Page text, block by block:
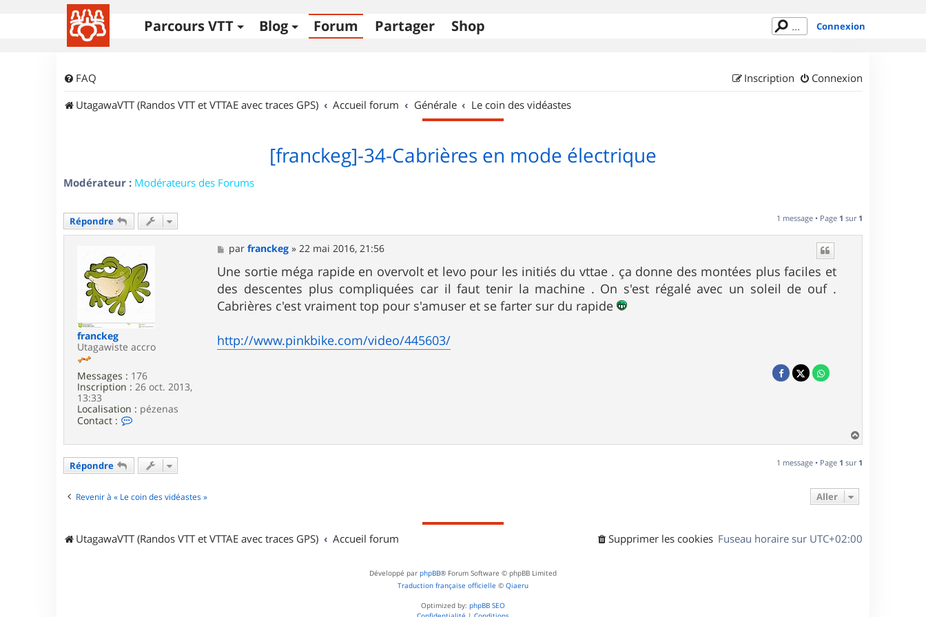
Parcours VTT Blog Forum Partager Shop Connexion
FAQ Connexion
Inscription
UtagawaVTT (Randos VTT et VTTAE avec traces GPS)
Accueil forum Générale Le coin des vidéastes
[franckeg]-34-Cabrières en mode électrique
Modérateur : Modérateurs des Forums
Répondre 1 message • Page 1 sur 1
franckeg
Utagawiste accro
Messages : 176
Inscription : 26 oct. 2013,
13:33
Localisation : pézenas
Contact :
c
e
a
M
e
s
s
a
g
e
parfranckeg »22 mai 2016, 21:56
Une sortie méga rapide en overvolt et levo pour les initiés du vttae . ça donne des montées plus faciles et
des descentes plus compliquées car il faut tenir la machine . On s'est régalé avec un soleil de ouf .
Cabrières c'est vraiment top pour s'amuser et se farter sur du rapide
http://www.pinkbike.com/video/445603/
a
t
Répondre 1 message • Page 1 sur 1
Revenir à « Le coin des vidéastes » Aller
UtagawaVTT (Randos VTT et VTTAE avec traces GPS) Accueil forum Fuseau horaire sur UTC+02:00
Supprimer les cookies
Développé par phpBB® Forum Software © phpBB Limited
Traduction française officielle © Qiaeru
Optimized by: phpBB SEO